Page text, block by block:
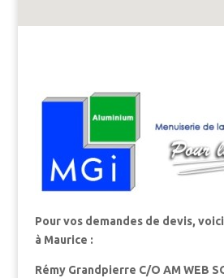
Pour vos demandes de devis,
à Maurice :
Rémy Grandpierre C/O AM WEB